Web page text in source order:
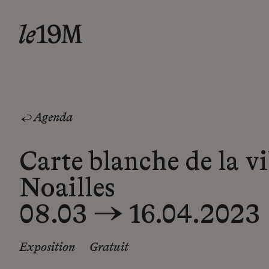
Agenda
Carte blanche de la
Noailles
08.03 → 16.04.2023
Exposition Gratuit